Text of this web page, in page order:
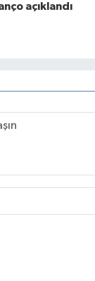
açıklandı